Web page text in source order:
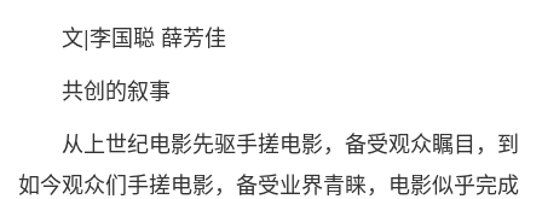
文|李国聪 薛芳佳
共创的叙事
从上世纪电影先驱手搓电影，备受观众瞩目，到
如今观众们手搓电影，备受业界青睐，电影似乎完成